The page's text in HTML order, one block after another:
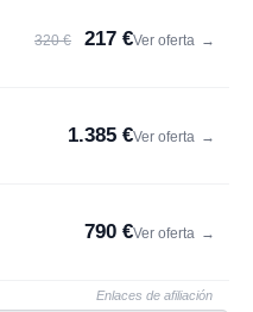
320 € 217 €Ver oferta →
1.385 €Ver oferta →
790 €Ver oferta →
Enlaces de afiliación